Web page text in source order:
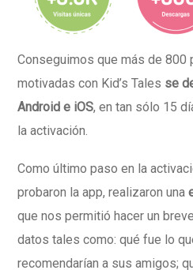
Conseguimos que más de 800
motivadas con Kid’s Tales se
Android e iOS, en tan sólo 15
la activación.
Como último paso en la
probaron la app, realizaron una
que nos permitió hacer un
datos tales como: qué fue lo
recomendarían a sus amigos;